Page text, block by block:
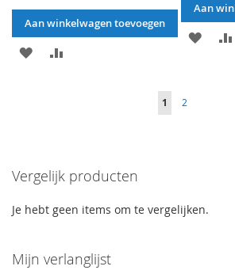
Aan winkelwagen toevoegen
AAN
Aan
AAN
Pagina
Je1 Pagina
2
Vergelijk producten
Je hebt geen items om te vergelijken.
Mijn verlanglijst